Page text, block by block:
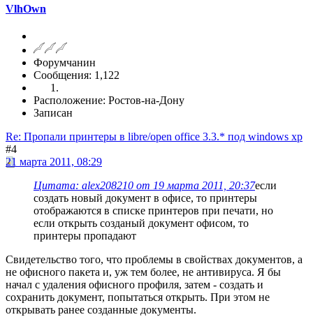
VlhOwn
Форумчанин
Сообщения: 1,122
Расположение: Ростов-на-Дону
Записан
Re: Пропали принтеры в libre/open office 3.3.* под windows xp
#4
21 марта 2011, 08:29
Цитата: alex208210 от 19 марта 2011, 20:37если
создать новый документ в офисе, то принтеры
отображаются в списке принтеров при печати, но
если открыть созданый документ офисом, то
принтеры пропадают
Свидетельство того, что проблемы в свойствах документов, а
не офисного пакета и, уж тем более, не антивируса. Я бы
начал с удаления офисного профиля, затем - создать и
сохранить документ, попытаться открыть. При этом не
открывать ранее созданные документы.